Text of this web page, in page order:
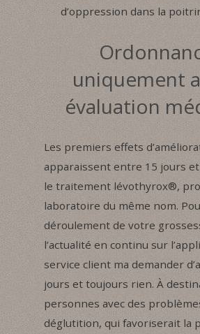
d’oppression dans la
uniquement
évaluation
Les premiers effets
apparaissent entre 15 jours et
le traitement lévothyrox®,
laboratoire du même nom.
déroulement de votre
l’actualité en continu sur
service client ma demander
jours et toujours rien. À
personnes avec des
déglutition, qui favoriserait la